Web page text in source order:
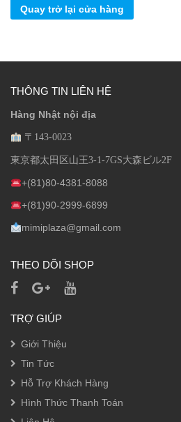
Quay trở lại cửa hàng
THÔNG TIN LIÊN HỆ
Hàng Nhật nội địa
〒143-0023
東京都太田区山王3-1-7GS大森ビル2F
+(81)80-4381-8088
+(81)90-2999-6899
mimiplaza@gmail.com
THEO DÕI SHOP
TRỢ GIÚP
Giới Thiệu
Tin Tức
Hỗ Trợ Khách Hàng
Hình Thức Thanh Toán